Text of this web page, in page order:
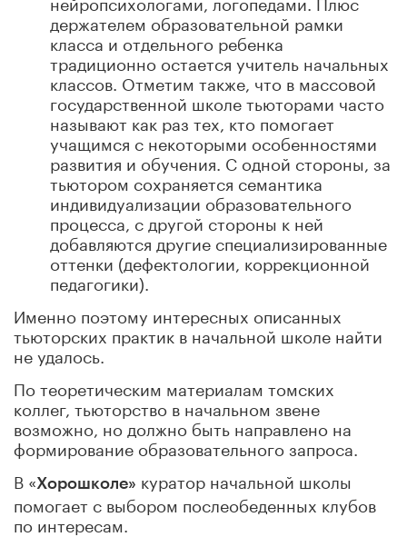
держателем образовательной рамки
класса и отдельного ребенка
традиционно остается учитель начальных
классов. Отметим также, что в массовой
государственной школе тьюторами часто
называют как раз тех, кто помогает
учащимся с некоторыми особенностями
развития и обучения. С одной стороны, за
тьютором сохраняется семантика
индивидуализации образовательного
процесса, с другой стороны к ней
добавляются другие специализированные
оттенки (дефектологии, коррекционной
педагогики).
Именно поэтому интересных описанных
тьюторских практик в начальной школе найти
не удалось.
По теоретическим материалам томских
коллег, тьюторство в начальном звене
возможно, но должно быть направлено на
формирование образовательного запроса.
В «Хорошколе» куратор начальной школы
помогает с выбором послеобеденных клубов
по интересам.